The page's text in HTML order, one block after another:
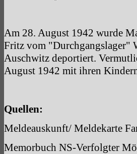
Am 28. August 1942 wurde
Fritz vom "Durchgangslager"
Auschwitz deportiert.
August 1942 mit ihren
Quellen:
Meldeauskunft/ Meldekarte
Memorbuch NS-Verfolgter